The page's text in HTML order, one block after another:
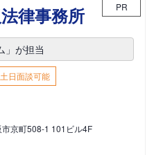
律事務所 PR
」が担当
土日面談可能
市京町508-1 101ビル4F